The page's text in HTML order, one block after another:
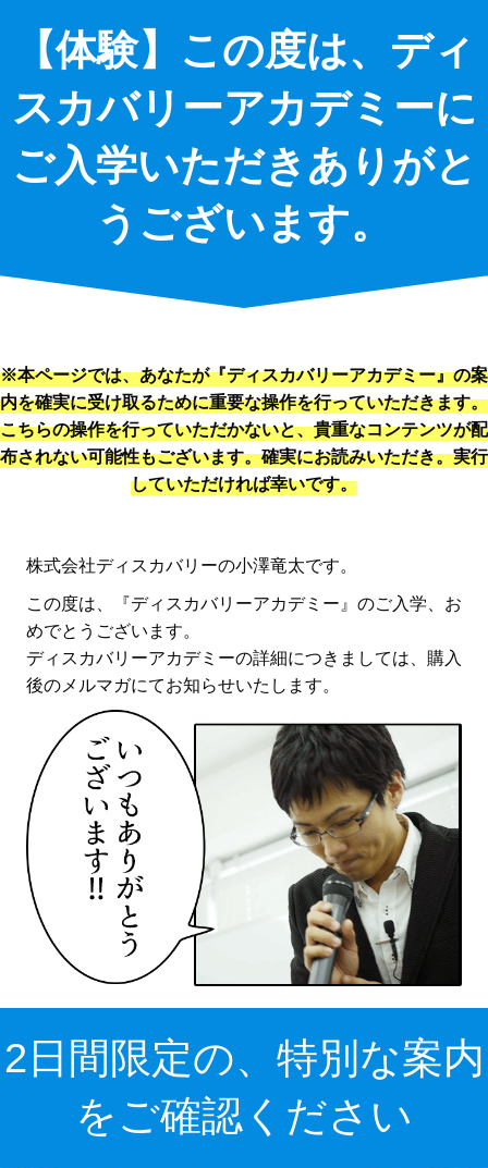
【体験】この度は、ディ
スカバリーアカデミーに
ご入学いただきありがと
うございます。
※本ページでは、あなたが『ディスカバリーアカデミー』の案
内を確実に受け取るために重要な操作を行っていただきます。
こちらの操作を行っていただかないと、貴重なコンテンツが配
布されない可能性もございます。確実にお読みいただき。実行
していただければ幸いです。
株式会社ディスカバリーの小澤竜太です。
この度は、『ディスカバリーアカデミー』のご入学、お
めでとうございます。
ディスカバリーアカデミーの詳細につきましては、購入
後のメルマガにてお知らせいたします。
2日間限定の、特別な案内
をご確認ください